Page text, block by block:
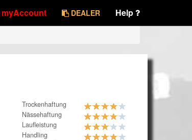
myAccount DEALER Help
Trockenhaftung
Nässehaftung
Laufleistung
Handling